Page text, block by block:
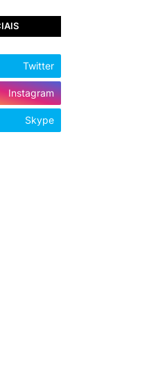
Twitter
Instagram
Skype